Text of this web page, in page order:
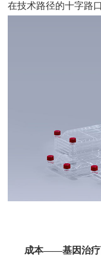
在技术路径的十字路
成本——基因治疗